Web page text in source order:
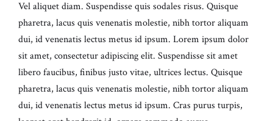
Vel aliquet diam. Suspendisse quis sodales risus. Quisque
pharetra, lacus quis venenatis molestie, nibh tortor aliquam
dui, id venenatis lectus metus id ipsum. Lorem ipsum dolor
sit amet, consectetur adipiscing elit. Suspendisse sit amet
libero faucibus, finibus justo vitae, ultrices lectus. Quisque
pharetra, lacus quis venenatis molestie, nibh tortor aliquam
dui, id venenatis lectus metus id ipsum. Cras purus turpis,